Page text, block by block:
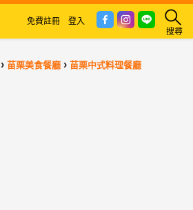
搜尋
免費註冊 登入
›苗栗美食餐廳 ›苗栗中式料理餐廳